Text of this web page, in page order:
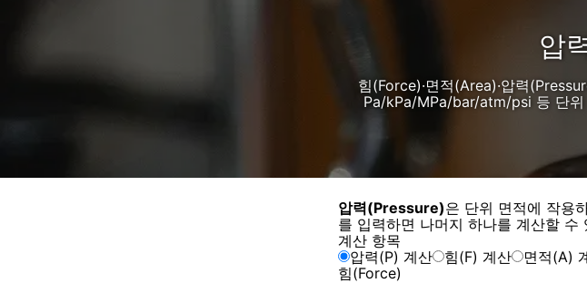
압
힘(Force)·면적(Area)·압력
Pa/kPa/MPa/bar/atm/psi 등 단위
압력(Pressure)은 단위 면적에 작용
를 입력하면 나머지 하나를 계산할 수
계산 항목
압력(P) 계산
힘(F) 계산
면적(A)
힘(Force)